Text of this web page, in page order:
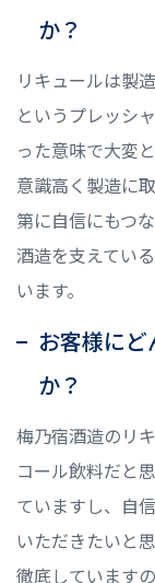
か？
リキュールは製
というプレッシ
った意味で大変
意識高く製造に
第に自信にもつ
酒造を支えてい
います。
お客様に
か？
梅乃宿酒造のリ
コール飲料だと
ていますし、自
いただきたいと
徹底しています